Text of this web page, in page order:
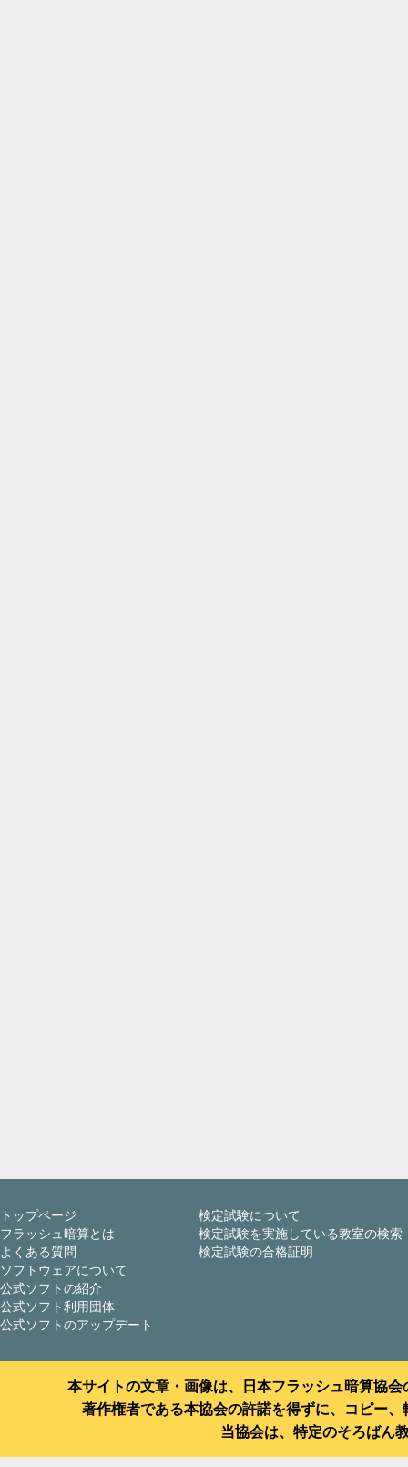
トップページ
フラッシュ暗算とは
よくある質問
ソフトウェアについて
公式ソフトの紹介
公式ソフト利用団体
公式ソフトのアップデート
検定試験について
検定試験を実施している教室の検索
検定試験の合格証明
本サイトの文章・画像は、日本フラッシュ暗算協
著作権者である本協会の許諾を得ずに、コピー
当協会は、特定のそろばん